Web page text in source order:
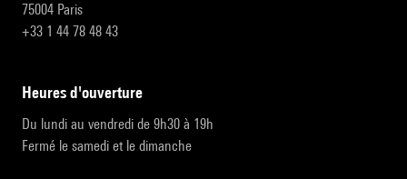
75004 Paris
+33 1 44 78 48 43
heures d'ouverture
Du lundi au vendredi de 9h30 à 19h
Fermé le samedi et le dimanche